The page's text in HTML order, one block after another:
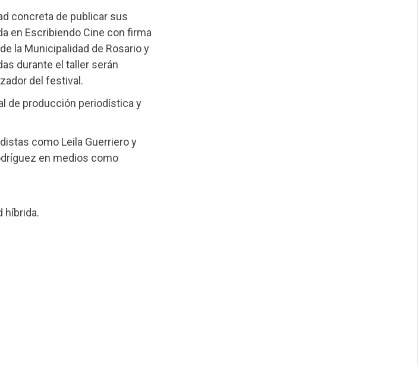
concreta de publicar sus
en Escribiendo Cine con firma
la Municipalidad de Rosario y
durante el taller serán
del festival.
de producción periodística y
como Leila Guerriero y
en medios como
híbrida.